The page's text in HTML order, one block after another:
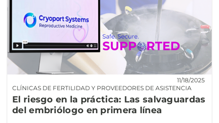
CLÍNICAS DE FERTILIDAD Y PROVEEDORES DE ASISTENCIA
11/18/2025
El riesgo en la práctica: Las salvaguardas
del embriólogo en primera línea